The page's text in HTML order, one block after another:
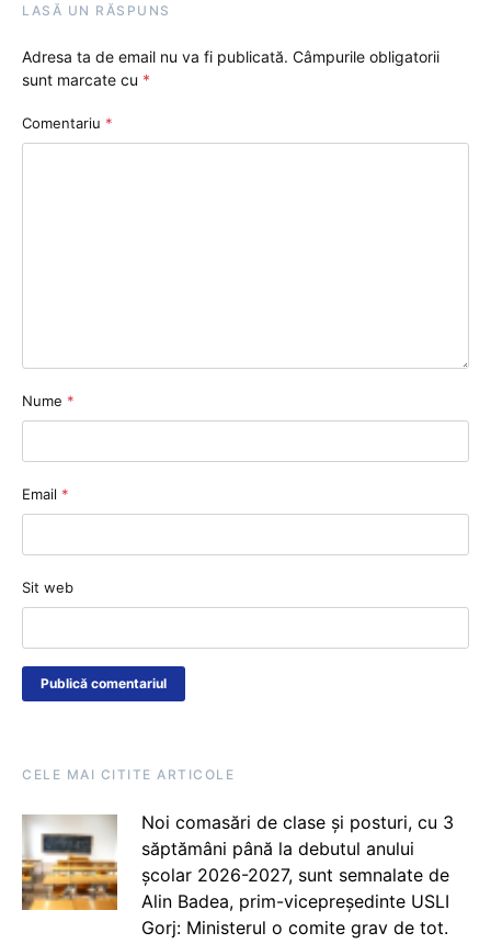
LASĂ UN RĂSPUNS
Adresa ta de email nu va fi publicată. Câmpurile obligatorii
sunt marcate cu *
Comentariu *
Nume *
Email *
Sit web
CELE MAI CITITE ARTICOLE
Noi comasări de clase și posturi, cu 3
săptămâni până la debutul anului
școlar 2026-2027, sunt semnalate de
Alin Badea, prim-vicepreședinte USLI
Gorj: Ministerul o comite grav de tot.